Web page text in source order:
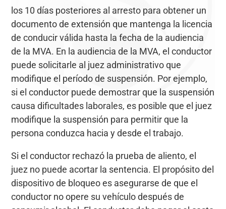
los 10 días posteriores al arresto para obtener un
documento de extensión que mantenga la licencia
de conducir válida hasta la fecha de la audiencia
de la MVA. En la audiencia de la MVA, el conductor
puede solicitarle al juez administrativo que
modifique el período de suspensión. Por ejemplo,
si el conductor puede demostrar que la suspensión
causa dificultades laborales, es posible que el juez
modifique la suspensión para permitir que la
persona conduzca hacia y desde el trabajo.
Si el conductor rechazó la prueba de aliento, el
juez no puede acortar la sentencia. El propósito del
dispositivo de bloqueo es asegurarse de que el
conductor no opere su vehículo después de